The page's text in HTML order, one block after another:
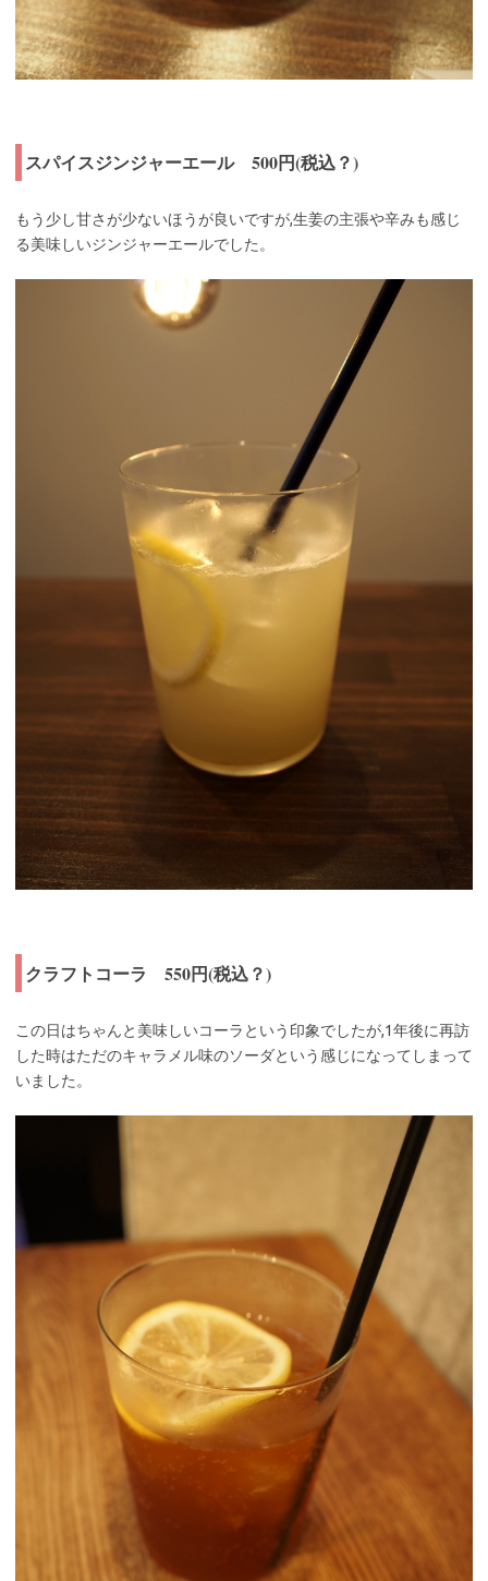
スパイスジンジャーエール 500円(税込？)
もう少し甘さが少ないほうが良いですが,生姜の主張や辛みも感じ
る美味しいジンジャーエールでした。
クラフトコーラ 550円(税込？)
この日はちゃんと美味しいコーラという印象でしたが,1年後に再訪
した時はただのキャラメル味のソーダという感じになってしまって
いました。